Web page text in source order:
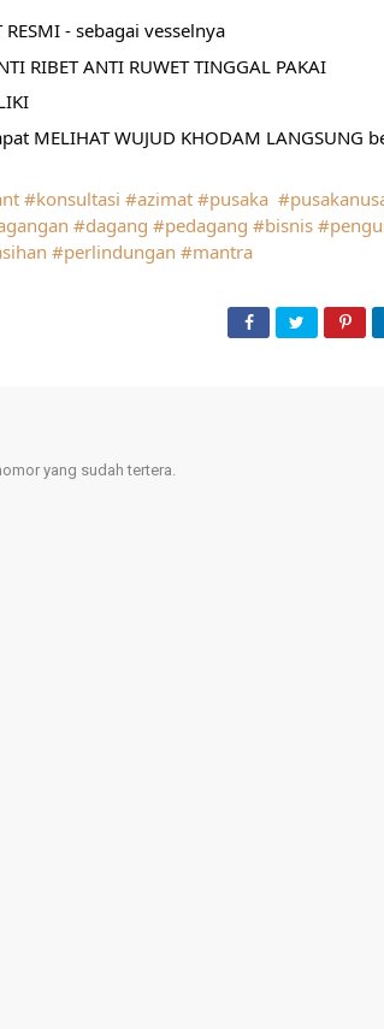
RESMI - sebagai vesselnya
RIBET ANTI RUWET TINGGAL PAKAI
MELIHAT WUJUD KHODAM LANGSUNG
#konsultasi #azimat #pusaka
#dagang #pedagang #bisnis
#perlindungan #mantra
yang sudah tertera.